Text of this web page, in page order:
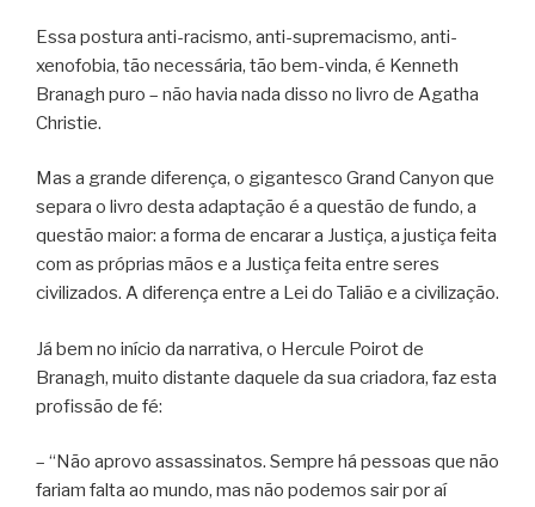
Essa postura anti-racismo, anti-supremacismo, anti-
xenofobia, tão necessária, tão bem-vinda, é Kenneth
Branagh puro – não havia nada disso no livro de Agatha
Christie.
Mas a grande diferença, o gigantesco Grand Canyon que
separa o livro desta adaptação é a questão de fundo, a
questão maior: a forma de encarar a Justiça, a justiça feita
com as próprias mãos e a Justiça feita entre seres
civilizados. A diferença entre a Lei do Talião e a civilização.
Já bem no início da narrativa, o Hercule Poirot de
Branagh, muito distante daquele da sua criadora, faz esta
profissão de fé:
– “Não aprovo assassinatos. Sempre há pessoas que não
fariam falta ao mundo, mas não podemos sair por aí